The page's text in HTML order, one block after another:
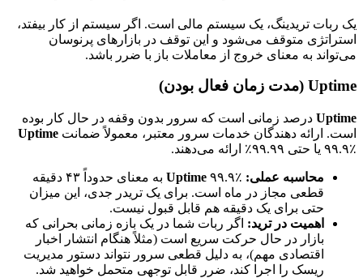
یک ربات تریدینگ، یک سیستم مالی است. اگر سیستم از کار بیفتد،
استراتژی متوقف می‌شود و این توقف در بازارهای پرنوسان
می‌تواند به معنای خروج از معاملات باز با ضرر باشد.
Uptime (مدت زمان فعال بودن)
Uptime درصد زمانی است که سرور بدون وقفه در حال کار بوده
است. ارائه دهندگان خدمات سرور معتبر، معمولاً ضمانت Uptime
۹۹.۹٪ یا حتی ۹۹.۹۹٪ ارائه می‌دهند.
محاسبه عملی: Uptime
۹۹.۹٪ به معنای حدوداً ۴۳ دقیقه
قطعی مجاز در ماه است. برای یک تریدر جدی، این میزان
حتی برای یک دقیقه هم قابل قبول نیست.
اهمیت در ترید: اگر ربات شما در یک بازه زمانی بحرانی که
بازار در حال حرکت سریع است (مثلاً هنگام انتشار اخبار
اقتصادی مهم)، به دلیل قطعی سرور نتواند دستور مدیریت
ریسک را اجرا کند، ضرر قابل توجهی متحمل خواهید شد.